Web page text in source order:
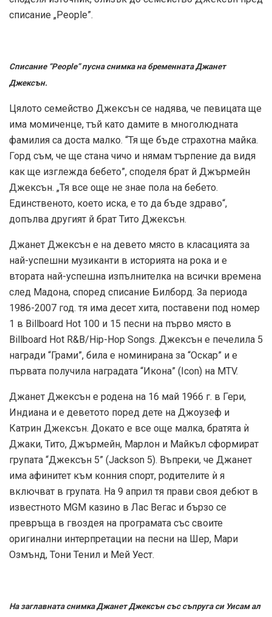
списание „People”.
Списание “People” пусна снимка на бременната Джанет
Джексън.
Цялото семейство Джексън се надява, че певицата ще
има момиченце, тъй като дамите в многолюдната
фамилия са доста малко. “Тя ще бъде страхотна майка.
Горд съм, че ще стана чичо и нямам търпение да видя
как ще изглежда бебето”, споделя брат й Джърмейн
Джексън. „Тя все още не знае пола на бебето.
Единственото, което иска, е то да бъде здраво“,
допълва другият й брат Тито Джексън.
Джанет Джексън е на девето място в класацията за
най-успешни музиканти в историята на рока и е
втората най-успешна изпълнителка на всички времена
след Мадона, според списание Билборд. За периода
1986-2007 год. тя има десет хита, поставени под номер
1 в Billboard Hot 100 и 15 песни на първо място в
Billboard Hot R&B/Hip-Hop Songs. Джексън е печелила 5
награди “Грами”, била е номинирана за “Оскар” и е
първата получила наградата “Икона” (Icon) на MTV.
Джанет Джексън е родена на 16 май 1966 г. в Гери,
Индиана и е деветото поред дете на Джоузеф и
Катрин Джексън. Докато е все още малка, братята ѝ
Джаки, Тито, Джърмейн, Марлон и Майкъл сформират
групата “Джексън 5” (Jackson 5). Въпреки, че Джанет
има афинитет към конния спорт, родителите ѝ я
включват в групата. На 9 април тя прави своя дебют в
известното MGM казино в Лас Вегас и бързо се
превръща в гвоздея на програмата със своите
оригинални интерпретации на песни на Шер, Мари
Озмънд, Тони Тенил и Мей Уест.
На заглавната снимка Джанет Джексън със съпруга си Уисам ал